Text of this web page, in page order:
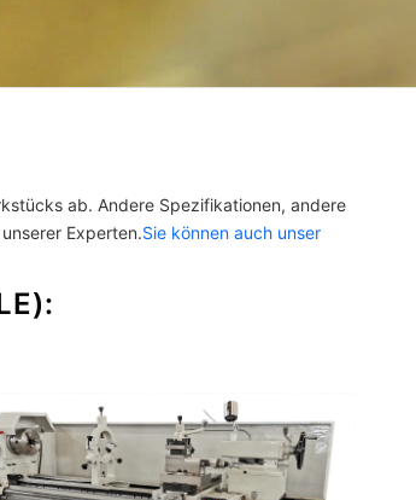
ab. Andere Spezifikationen, andere
Experten.Sie können auch unser